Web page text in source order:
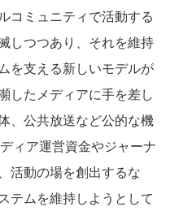
コミュニティで活動する
しつつあり、それを維持
を支える新しいモデルが
したメディアに手を差し
、公共放送など公的な機
ィア運営資金やジャーナ
活動の場を創出するな
テムを維持しようとして